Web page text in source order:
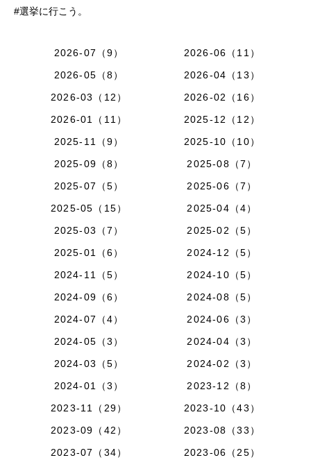
#選挙に行こう。
2026-07（9）
2026-06（11）
2026-05（8）
2026-04（13）
2026-03（12）
2026-02（16）
2026-01（11）
2025-12（12）
2025-11（9）
2025-10（10）
2025-09（8）
2025-08（7）
2025-07（5）
2025-06（7）
2025-05（15）
2025-04（4）
2025-03（7）
2025-02（5）
2025-01（6）
2024-12（5）
2024-11（5）
2024-10（5）
2024-09（6）
2024-08（5）
2024-07（4）
2024-06（3）
2024-05（3）
2024-04（3）
2024-03（5）
2024-02（3）
2024-01（3）
2023-12（8）
2023-11（29）
2023-10（43）
2023-09（42）
2023-08（33）
2023-07（34）
2023-06（25）